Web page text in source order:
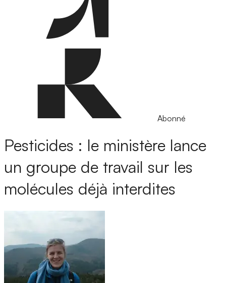
Abonné
Pesticides : le ministère lance
un groupe de travail sur les
molécules déjà interdites